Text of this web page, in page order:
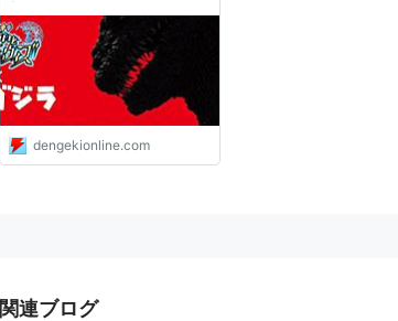
dengekionline.com
関連ブログ